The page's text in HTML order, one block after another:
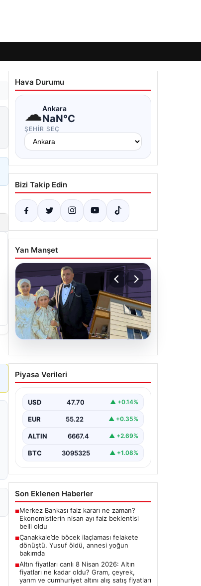
Hava Durumu
☁Ankara
NaN°C
ŞEHIR SEÇ
Bizi Takip Edin
Yan Manşet
Çanakkale’de böcek
ilaçlaması felakete
annesi yoğun bakımda
Piyasa Verileri
USD 47.70 ▲ +0.14%
EUR 55.22 ▲ +0.35%
ALTIN 6667.4 ▲ +2.69%
BTC 3095325 ▲ +1.08%
Son Eklenen Haberler
■Merkez Bankası faiz kararı ne zaman?
Ekonomistlerin nisan ayı faiz beklentisi
belli oldu
■Çanakkale’de böcek ilaçlaması felakete
dönüştü. Yusuf öldü, annesi yoğun
bakımda
■Altın fiyatları canlı 8 Nisan 2026: Altın
fiyatları ne kadar oldu? Gram, çeyrek,
yarım ve cumhuriyet altını alış satış fiyatları